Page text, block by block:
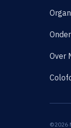
Over
©2026